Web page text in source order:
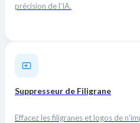
précision de l'IA.
Suppresseur de Filigrane
Effacez les filigranes et logos de